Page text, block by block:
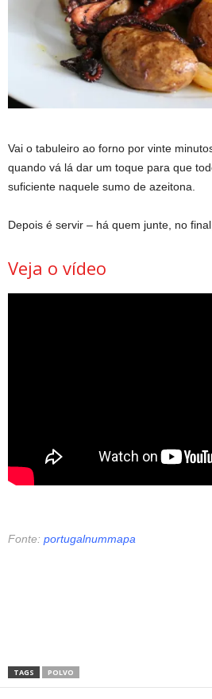
Vai o tabuleiro ao forno por vinte
quando vá lá dar um toque para que
suficiente naquele sumo de azeitona.
Depois é servir – há quem junte, no
Veja o vídeo
Fonte: portugalnummapa
TAGS POLVO